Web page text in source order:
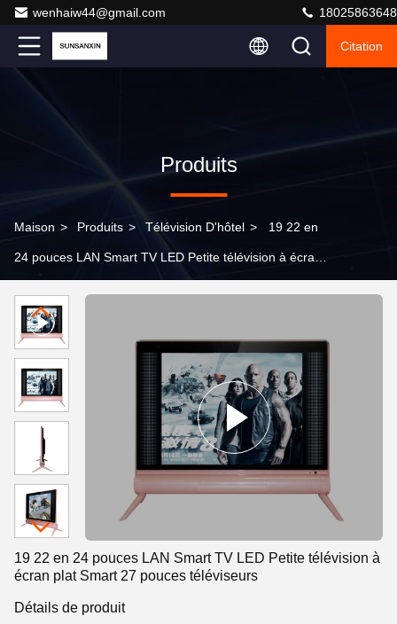
wenhaiw44@gmail.com 18025863648
Citation
Produits
Maison > Produits > Télévision D'hôtel > 19 22 en
24 pouces LAN Smart TV LED Petite télévision à écran
19 22 en 24 pouces LAN Smart TV LED Petite télévision à
écran plat Smart 27 pouces téléviseurs
Détails de produit